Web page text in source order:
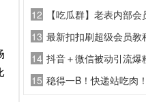
12
【吃瓜群】老表内部会员
13 最新扣扣刷超级会员教
14 抖音＋微信被动引流爆
15 稳得一B！快递站吃肉